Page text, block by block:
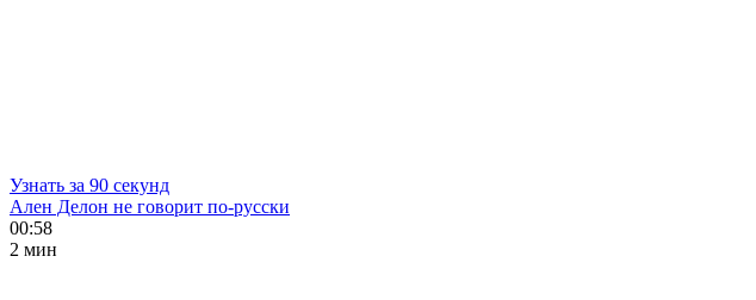
Узнать за 90 секунд
Ален Делон не говорит по-русски
00:58
2 мин